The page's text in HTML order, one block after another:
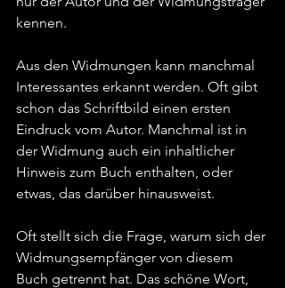
kennen.
Aus den Widmungen kann manchmal
Interessantes erkannt werden. Oft gibt
schon das Schriftbild einen ersten
Eindruck vom Autor. Manchmal ist in
der Widmung auch ein inhaltlicher
Hinweis zum Buch enthalten, oder
etwas, das darüber hinausweist.
Oft stellt sich die Frage, warum sich der
Widmungsempfänger von diesem
Buch getrennt hat. Das schöne Wort,